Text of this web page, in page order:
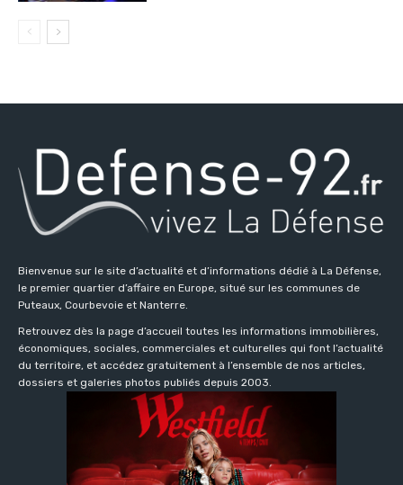
Bienvenue sur le site d’actualité et d’informations dédié à La Défense,
le premier quartier d’affaire en Europe, situé sur les communes de
Puteaux, Courbevoie et Nanterre.
Retrouvez dès la page d’accueil toutes les informations immobilières,
économiques, sociales, commerciales et culturelles qui font l’actualité
du territoire, et accédez gratuitement à l’ensemble de nos articles,
dossiers et galeries photos publiés depuis 2003.